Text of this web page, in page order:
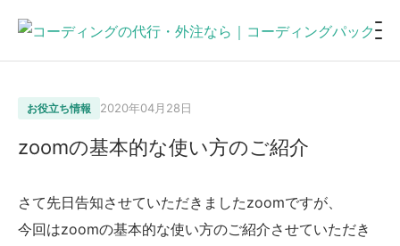
お役立ち情報 2020年04月28日
zoomの基本的な使い方のご紹介
さて先日告知させていただきましたzoomですが、
今回はzoomの基本的な使い方のご紹介させていただき